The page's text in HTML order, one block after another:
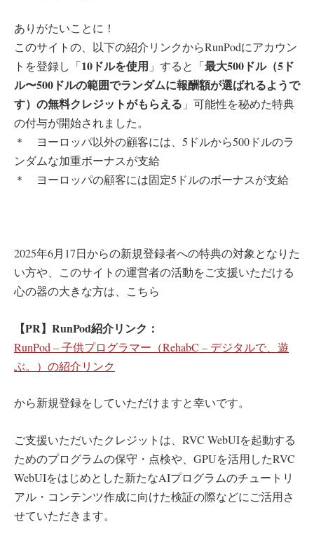
ありがたいことに！
このサイトの、以下の紹介リンクからRunPodにアカウン
トを登録し「10ドルを使用 」すると「最大500ドル（5ド
ル〜500ドルの範囲でランダムに報酬額が選ばれるようで
す）の無料クレジットがもらえる 」可能性を秘めた特典
の付与が開始されました。
＊ ヨーロッパ以外の顧客には、5ドルから500ドルのラ
ンダムな加重ボーナスが支給
＊ ヨーロッパの顧客には固定5ドルのボーナスが支給
2025年6月17日からの新規登録者への特典の対象となりた
い方や、このサイトの運営者の活動をご支援いただける
心の器の大きな方は、こちら
【PR】RunPod紹介リンク：
RunPod – 子供プログラマー（RehabC – デジタルで、遊
ぶ。）の紹介リンク
から新規登録をしていただけますと幸いです。
ご支援いただいたクレジットは、RVC WebUIを起動する
ためのプログラムの保守・点検や、GPUを活用したRVC
WebUIをはじめとした新たなAIプログラムのチュートリ
アル・コンテンツ作成に向けた検証の際などにご活用さ
せていただきます。